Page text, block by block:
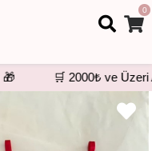
0
🛒 2000₺ ve Üzeri